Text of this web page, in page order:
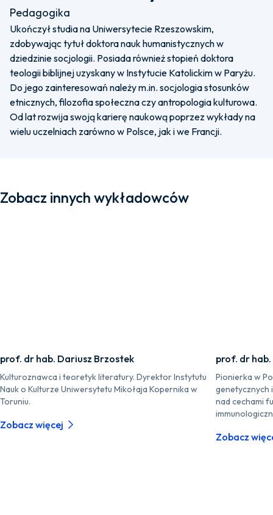
Pedagogika
Ukończył studia na Uniwersytecie Rzeszowskim,
zdobywając tytuł doktora nauk humanistycznych w
dziedzinie socjologii. Posiada również stopień doktora
teologii biblijnej uzyskany w Instytucie Katolickim w Paryżu.
Do jego zainteresowań należy m.in. socjologia stosunków
etnicznych, filozofia społeczna czy antropologia kulturowa.
Od lat rozwija swoją karierę naukową poprzez wykłady na
wielu uczelniach zarówno w Polsce, jak i we Francji.
Zobacz innych wykładowców
prof. dr hab. Dariusz Brzostek
Kulturoznawca i teoretyk literatury. Dyrektor Instytutu
Nauk o Kulturze Uniwersytetu Mikołaja Kopernika w
Toruniu.
Zobacz więcej
prof. dr
Pionierka w
genetycznych
nad cechami
Zobacz